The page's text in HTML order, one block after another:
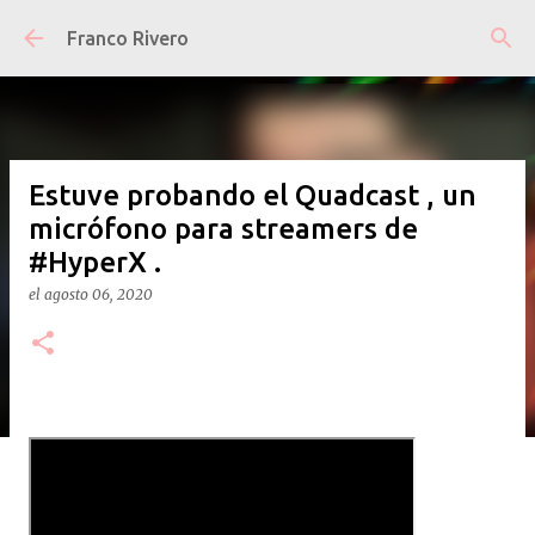
Ir al contenido principal
Franco Rivero
Estuve probando el Quadcast , un
micrófono para streamers de
#HyperX .
el agosto 06, 2020